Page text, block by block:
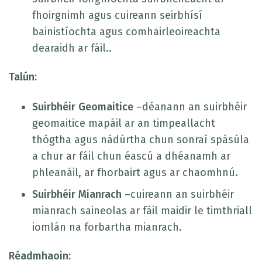
fhoirgnimh agus cuireann seirbhísí
bainistíochta agus comhairleoireachta
dearaidh ar fáil..
Talún:
Suirbhéir Geomaitice –déanann an suirbhéir
geomaitice mapáil ar an timpeallacht
thógtha agus nádúrtha chun sonraí spásúla
a chur ar fáil chun éascú a dhéanamh ar
phleanáil, ar fhorbairt agus ar chaomhnú.
Suirbhéir Mianrach –cuireann an suirbhéir
mianrach saineolas ar fáil maidir le timthriall
iomlán na forbartha mianrach.
Réadmhaoin: